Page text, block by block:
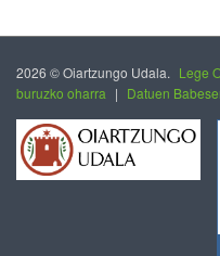
2026 © Oiartzungo Udala. Lege
buruzko oharra | Datuen